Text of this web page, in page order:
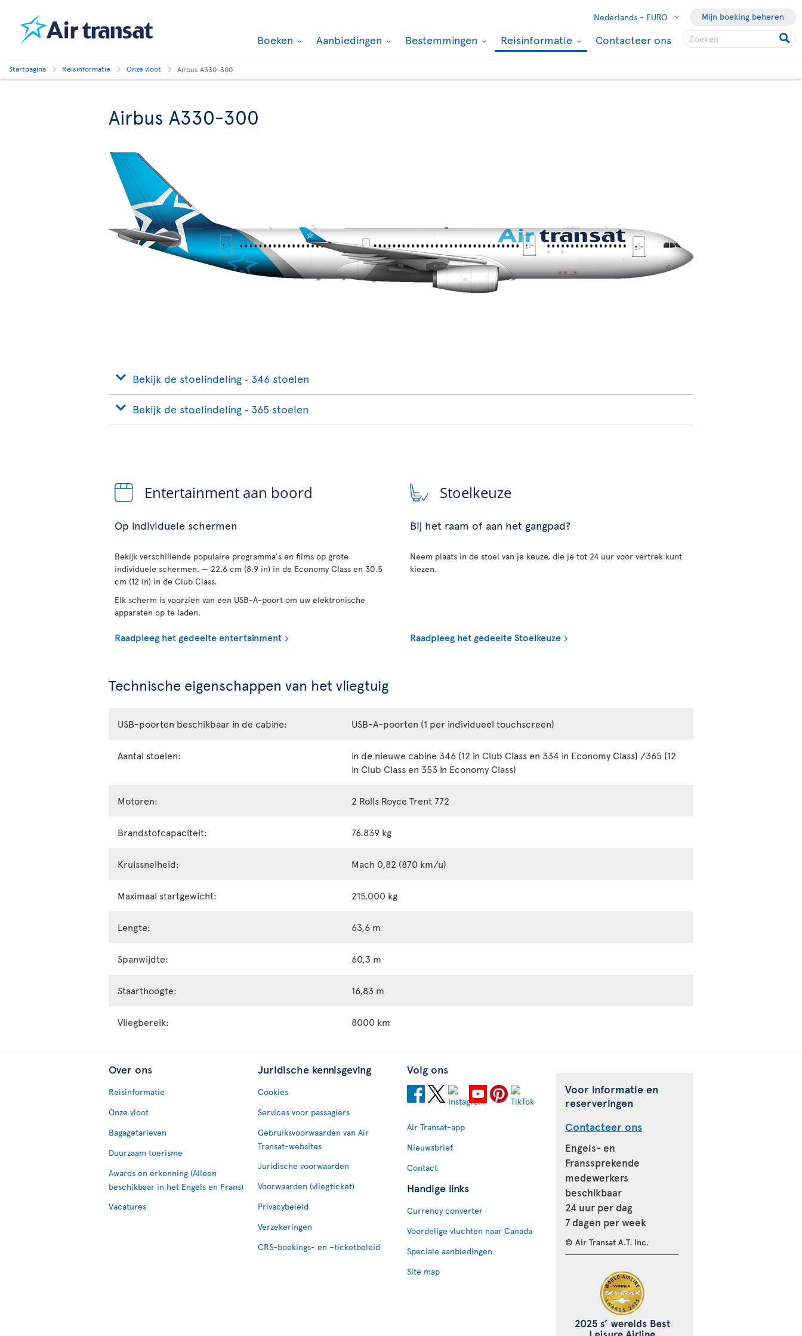
Nederlands - EURO Mijn boeking beheren
Boeken Aanbiedingen Bestemmingen Reisinformatie Contacteer ons
Startpagina Reisinformatie Onze vloot Airbus A330-300
Airbus A330-300
Bekijk de stoelindeling ‐ 346 stoelen
Bekijk de stoelindeling ‐ 365 stoelen
Entertainment aan boord
Op individuele schermen
Bekijk verschillende populaire programma's en films op grote
individuele schermen. — 22.6 cm (8.9 in) in de Economy Class en 30.5
cm (12 in) in de Club Class.
Elk scherm is voorzien van een USB-A-poort om uw elektronische
apparaten op te laden.
Raadpleeg het gedeelte entertainment
Stoelkeuze
Bij het raam of aan het gangpad?
Neem plaats in de stoel van je keuze, die je tot 24 uur voor vertrek kunt
kiezen.
Raadpleeg het gedeelte Stoelkeuze
Technische eigenschappen van het vliegtuig
USB-poorten beschikbaar in de cabine: USB-A-poorten (1 per individueel touchscreen)
Aantal stoelen:
in de nieuwe cabine 346 (12 in Club Class en 334 in Economy Class) /365 (12
in Club Class en 353 in Economy Class)
Motoren: 2 Rolls Royce Trent 772
Brandstofcapaciteit: 76.839 kg
Kruissnelheid: Mach 0,82 (870 km/u)
Maximaal startgewicht: 215.000 kg
Lengte: 63,6 m
Spanwijdte: 60,3 m
Staarthoogte: 16,83 m
Vliegbereik: 8000 km
Over ons
Reisinformatie
Onze vloot
Bagagetarieven
Duurzaam toerisme
Awards en erkenning (Alleen
beschikbaar in het Engels en Frans)
Vacatures
Juridische kennisgeving
Cookies
Services voor passagiers
Gebruiksvoorwaarden van Air
Transat-websites
Juridische voorwaarden
Voorwaarden (vliegticket)
Privacybeleid
Verzekeringen
CRS-boekings- en –ticketbeleid
Volg ons
Air Transat-app
Nieuwsbrief
Contact
Handige links
Currency converter
Voordelige vluchten naar Canada
Speciale aanbiedingen
Site map
Voor informatie en
reserveringen
Contacteer ons
Engels- en
Franssprekende
medewerkers
beschikbaar
24 uur per dag
7 dagen per week
© Air Transat A.T. Inc.